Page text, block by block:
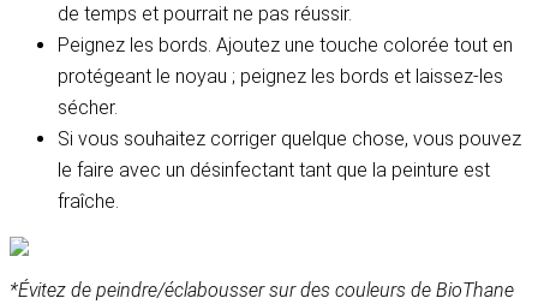
de temps et pourrait ne pas réussir.
Peignez les bords. Ajoutez une touche colorée tout en
protégeant le noyau ; peignez les bords et laissez-les
sécher.
Si vous souhaitez corriger quelque chose, vous pouvez
le faire avec un désinfectant tant que la peinture est
fraîche.
*Évitez de peindre/éclabousser sur des couleurs de BioThane